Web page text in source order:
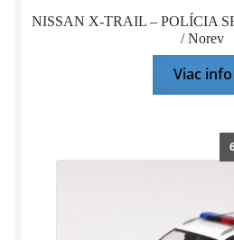
NISSAN X-TRAIL – POLÍCIA
/ Norev
Viac info